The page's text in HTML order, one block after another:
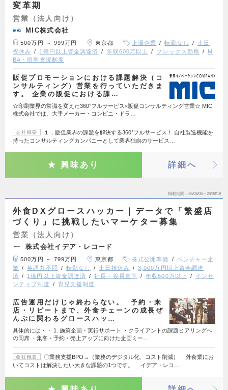
変革期
営業（法人向け）
MIC株式会社
500万円 ～ 999万円 東京都 上場企業 転勤なし
土日
祝休み
1億円以上資金調達済 年収600万以上 フレックス勤務
M
BA・留学支援制度
販促プロモーションにおける課題解決（コ
ンサルティング）営業を行っていただきま
す。 企業の販促における課…
☆印刷業界の常識を変えた360°フルサービス×販促コンサルティング営業☆ MIC
株式会社では、大手メーカー・コンビニ・ドラ…
会社概要
１，販促業界の課題を解決する360°フルサービス！ 自社製造機能を
持ったコンサルティングカンパニーとして業界独自のサービス…
興味あり 詳細へ
掲載期間 26/08/06～26/08/19
外食DXグロースハッカー｜データで「繁盛店
づくり」に挑戦したいマーケター募集
営業（法人向け）
株式会社イデア・レコード
500万円 ～ 799万円 東京都 株式公開準備
ベンチャー企
業
英語力不問 転勤なし 土日祝休み
3,000万円以上資金調達
済
1億円以上資金調達済 社長・役員直下 年収600万以上
インセ
ンティブ制度
育児支援制度
広告運用だけじゃ終わらない。 予約・来
店・リピートまで、外食チェーンの成長ぜ
んぶに関わるグロースハッ…
具体的には・・ 1. 施策企画・実行サポート ・クライアントの課題ヒアリングへ
の同席 ・集客・予約・売上アップに向けた企画ミー…
会社概要
〇業務支援BPO→（業務のデジタル化、コスト削減） 外食業にお
いてコストは解決したい大きな課題の1つです。 イデア・レコ…